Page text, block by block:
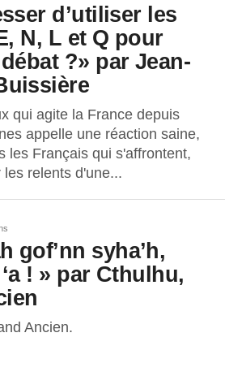
d’utiliser les
N, L et Q pour
?» par Jean-
qui agite la France depuis
appelle une réaction saine,
les Français qui s'affrontent,
relents d'une...
gof’nn syha’h,
‘a ! » par Cthulhu,
Ancien.